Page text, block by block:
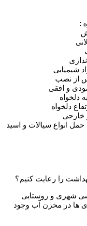
:
شیمیایی
از نصب
و افقی
دلخواه
دلخواه
خارجی
انواع سیالات و اسید
را رعایت کنیم؟
شهری و روستایی
ها در مخزن آب وجود